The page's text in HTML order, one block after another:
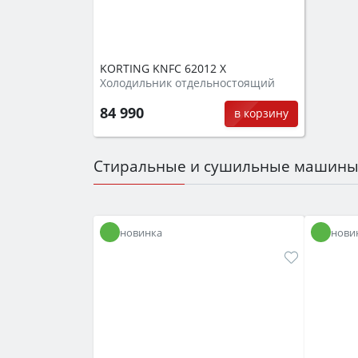
KORTING KNFC 62012 X
Холодильник отдельностоящий
84 990 в корзину
Стиральные и сушильные машины
новинка